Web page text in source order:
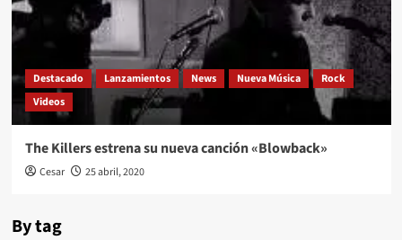
Destacado Lanzamientos News Nueva Música
Rock
Videos
The Killers estrena su nueva canción «Blowback»
Cesar 25 abril, 2020
By tag